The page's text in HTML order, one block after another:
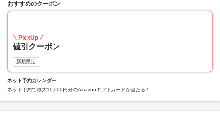
おすすめのクーポン
PickUp
値引クーポン
新規限定
ネット予約カレンダー
ネット予約で最大10,000円分のAmazonギフトカードが当たる！